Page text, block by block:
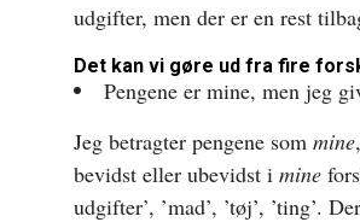
udgifter, men der er en rest
Det kan vi gøre ud fra fire
Pengene er mine, men jeg
Jeg betragter pengene som mine
bevidst eller ubevidst i mine
udgifter’, ’mad’, ’tøj’, ’ting’.